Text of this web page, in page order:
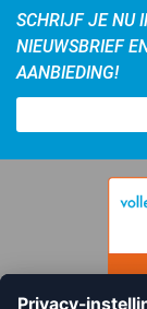
SCHRIJF JE NU
NIEUWSBRIEF
AANBIEDING!